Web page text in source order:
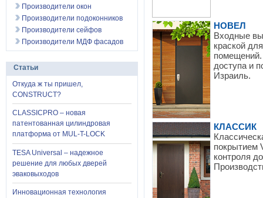
НОВЕЛ
Входные
краской
доступа и
Израиль.
КЛАССИК
покрытием
контроля
Производители окон
Производители подоконников
Производители сейфов
Производители МДФ фасадов
Статьи
Откуда ж ты пришел,
CONSTRUCT?
CLASSICPRO – новая
патентованная цилиндровая
платформа от MUL-T-LOCK
TESA Universal – надежное
решение для любых дверей
эваковыходов
Инновационная технология